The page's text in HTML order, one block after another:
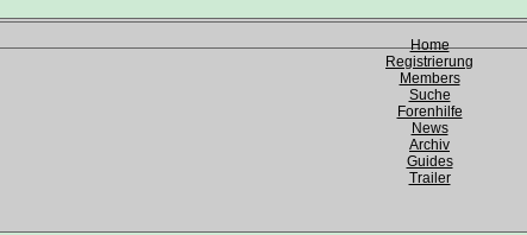
Home
Registrierung
Members
Suche
Forenhilfe
News
Archiv
Guides
Trailer